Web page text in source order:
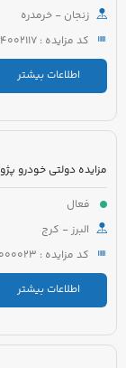
زنجان - خرمدره
کد مزایده : 5421400404002117
اطلاعات بیشتر
مزایده دولتی خودرو پژو 206 SD مدل 1389 رنگ سفید
فعال
البرز - کرج
کد مزایده : 5221008430000023
اطلاعات بیشتر